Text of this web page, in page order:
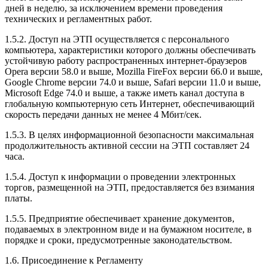
дней в неделю, за исключением времени проведения
технических и регламентных работ.
1.5.2. Доступ на ЭТП осуществляется с персонального
компьютера, характеристики которого должны обеспечивать
устойчивую работу распространенных интернет-браузеров
Opera версии 58.0 и выше, Mozilla FireFox версии 66.0 и выше,
Google Chrome версии 74.0 и выше, Safari версии 11.0 и выше,
Microsoft Edge 74.0 и выше, а также иметь канал доступа в
глобальную компьютерную сеть Интернет, обеспечивающий
скорость передачи данных не менее 4 Мбит/сек.
1.5.3. В целях информационной безопасности максимальная
продолжительность активной сессии на ЭТП составляет 24
часа.
1.5.4. Доступ к информации о проведении электронных
торгов, размещенной на ЭТП, предоставляется без взимания
платы.
1.5.5. Предприятие обеспечивает хранение документов,
подаваемых в электронном виде и на бумажном носителе, в
порядке и сроки, предусмотренные законодательством.
1.6. Присоединение к Регламенту